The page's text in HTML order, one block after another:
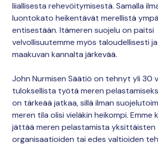
liiallisesta rehevöitymisestä. Samalla
luontokato heikentävät merellistä
entisestään. Itämeren suojelu on paitsi
velvollisuutemme myös taloudellisesti
maakuvan kannalta järkevää.
John Nurmisen Säätiö on tehnyt yli 30
tuloksellista työtä meren
on tärkeää jatkaa, sillä ilman
meren tila olisi vieläkin heikompi. Emme
jättää meren pelastamista yksittäisten
organisaatioiden tai edes valtioiden